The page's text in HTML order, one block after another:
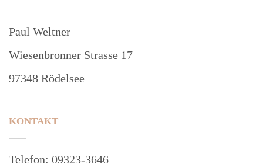
Paul Weltner
Wiesenbronner Strasse 17
97348 Rödelsee
KONTAKT
Telefon: 09323-3646